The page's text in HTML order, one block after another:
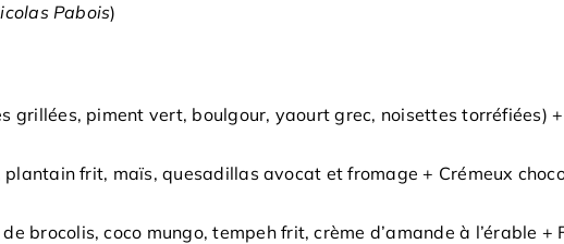
Pabois)
grillées, piment vert, boulgour, yaourt grec, noisettes torréfiées)
plantain frit, maïs, quesadillas avocat et fromage + Crémeux
brocolis, coco mungo, tempeh frit, crème d’amande à l’érable